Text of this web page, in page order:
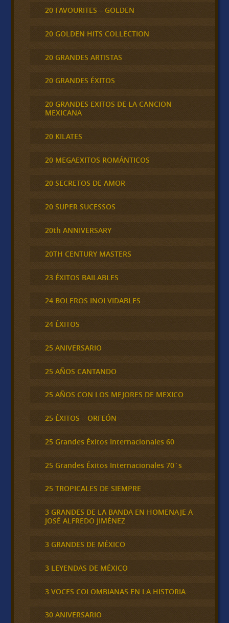
20 FAVOURITES – GOLDEN
20 GOLDEN HITS COLLECTION
20 GRANDES ARTISTAS
20 GRANDES ÉXITOS
20 GRANDES EXITOS DE LA CANCION
MEXICANA
20 KILATES
20 MEGAEXITOS ROMÁNTICOS
20 SECRETOS DE AMOR
20 SUPER SUCESSOS
20th ANNIVERSARY
20TH CENTURY MASTERS
23 ÉXITOS BAILABLES
24 BOLEROS INOLVIDABLES
24 ÉXITOS
25 ANIVERSARIO
25 AÑOS CANTANDO
25 AÑOS CON LOS MEJORES DE MEXICO
25 ÉXITOS – ORFEÓN
25 Grandes Éxitos Internacionales 60
25 Grandes Éxitos Internacionales 70´s
25 TROPICALES DE SIEMPRE
3 GRANDES DE LA BANDA EN HOMENAJE A
JOSÉ ALFREDO JIMÉNEZ
3 GRANDES DE MÉXICO
3 LEYENDAS DE MÉXICO
3 VOCES COLOMBIANAS EN LA HISTORIA
30 ANIVERSARIO